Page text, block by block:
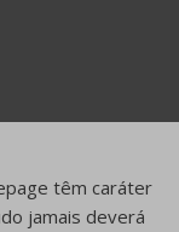
têm caráter
jamais deverá